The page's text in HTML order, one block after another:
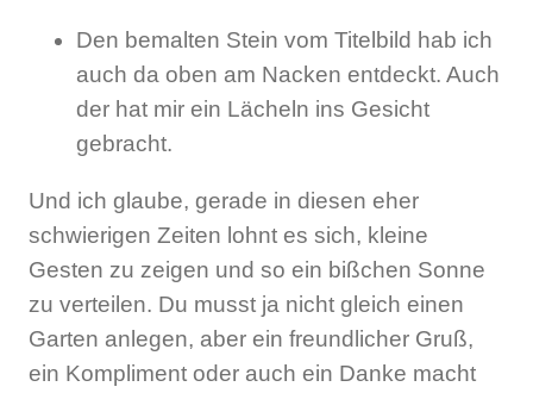
Den bemalten Stein vom Titelbild hab ich
auch da oben am Nacken entdeckt. Auch
der hat mir ein Lächeln ins Gesicht
gebracht.
Und ich glaube, gerade in diesen eher
schwierigen Zeiten lohnt es sich, kleine
Gesten zu zeigen und so ein bißchen Sonne
zu verteilen. Du musst ja nicht gleich einen
Garten anlegen, aber ein freundlicher Gruß,
ein Kompliment oder auch ein Danke macht